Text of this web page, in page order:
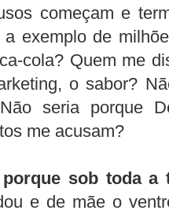
começam e
exemplo de
cola? Quem me
o sabor?
seria porque
me acusam?
sob toda a
e de mãe o